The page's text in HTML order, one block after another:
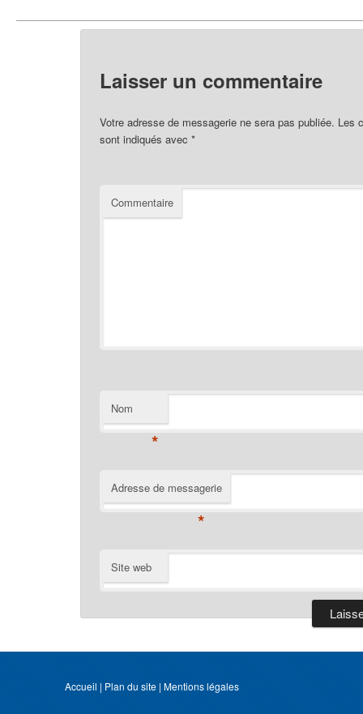
Laisser un commentaire
Votre adresse de messagerie ne sera pas publiée. Les
sont indiqués avec *
Commentaire
Nom
*
Adresse de messagerie
*
Site web
Accueil | Plan du site | Mentions légales